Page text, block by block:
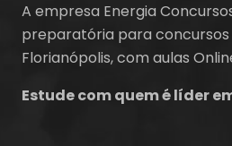
A empresa Energia
preparatória para
Florianópolis, com aulas
Estude com quem é líder